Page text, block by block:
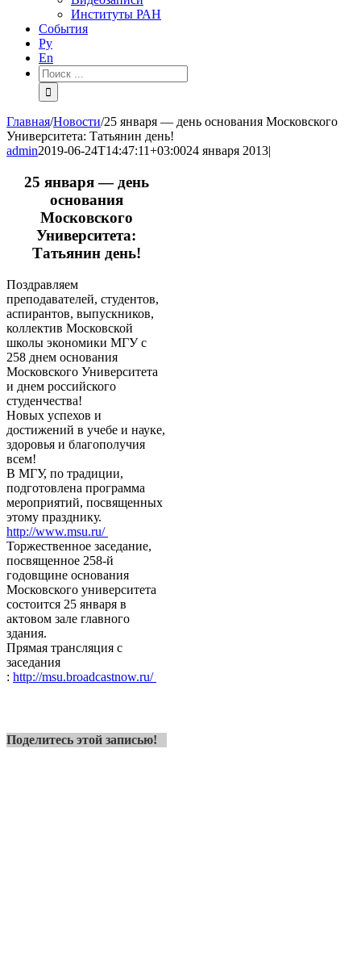
Институты РАН
События
Ру
En
Результат
поиска:
Главная/Новости/25 января — день основания Московского
Университета: Татьянин день!
admin2019-06-24T14:47:11+03:0024 января 2013|
25 января — день
основания
Московского
Университета:
Татьянин день!
Поздравляем
преподавателей, студентов,
аспирантов, выпускников,
коллектив Московской
школы экономики МГУ с
258 днем основания
Московского Университета
и днем российского
студенчества!
Новых успехов и
достижений в учебе и науке,
здоровья и благополучия
всем!
В МГУ, по традиции,
подготовлена программа
мероприятий, посвященных
этому празднику.
http://www.msu.ru/
Торжественное заседание,
посвященное 258-й
годовщине основания
Московского университета
состоится 25 января в
актовом зале главного
здания.
Прямая трансляция с
заседания
: http://msu.broadcastnow.ru/
Поделитесь этой записью!